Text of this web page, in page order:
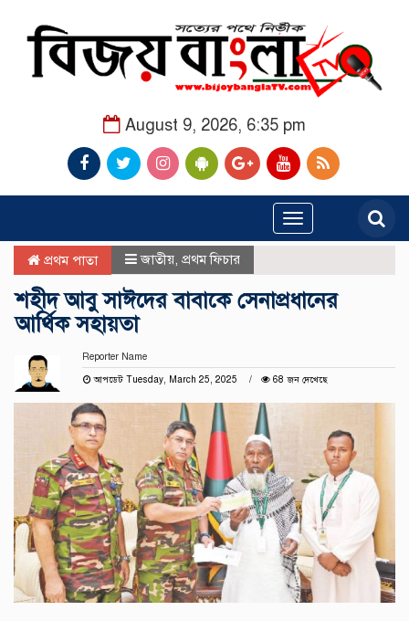
August 9, 2026, 6:35 pm
Toggle
navigation
প্রথম পাতা জাতীয় প্রথম ফিচার
শহীদ আবু সাঈদের বাবাকে সেনাপ্রধানের
আর্থিক সহায়তা
Reporter Name
আপডেট Tuesday, March 25, 2025
68 জন দেখেছে